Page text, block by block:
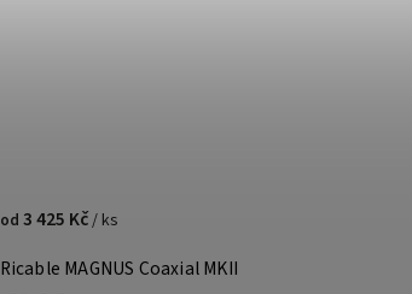
Ricable MAGNUS Coaxial MKII
od 3 425 Kč/ ks